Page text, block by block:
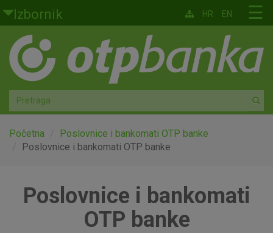
Skoči na glavni sadržaj
Izbornik
Građani
Privatno bankarstvo
Agro
Mala poduzeća i obrtnici
Globalna tržišta
☰
HR EN
Početna
Poslovnice i bankomati OTP banke
Poslovnice i bankomati OTP banke
Poslovnice i bankomati
OTP banke